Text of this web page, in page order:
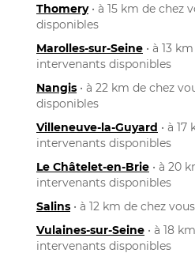
Thomery• à 15 km de chez
disponibles
Marolles-sur-Seine • à 13
intervenants disponibles
Nangis • à 22 km de chez
disponibles
Villeneuve-la-Guyard • à
intervenants disponibles
Le Châtelet-en-Brie • à 20
intervenants disponibles
Salins • à 12 km de chez
Vulaines-sur-Seine • à 18
intervenants disponibles